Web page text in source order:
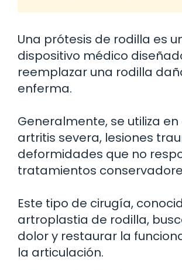
Una prótesis de rodilla es
dispositivo médico
reemplazar una rodilla
enferma.
Generalmente, se utiliza
artritis severa, lesiones
deformidades que no
tratamientos
Este tipo de cirugía,
artroplastia de rodilla,
dolor y restaurar la
la articulación.